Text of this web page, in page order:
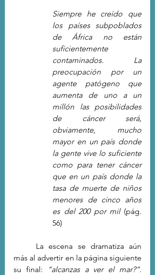
Siempre he creído que
los países subpoblados
de África no están
suficientemente
contaminados. La
preocupación por un
agente patógeno que
aumenta de uno a un
millón las posibilidades
de cáncer será,
obviamente, mucho
mayor en un país donde
la gente vive lo suficiente
como para tener cáncer
que en un país donde la
tasa de muerte de niños
menores de cinco años
es del 200 por mil (pág.
56)
más al advertir en la página siguiente
su final: